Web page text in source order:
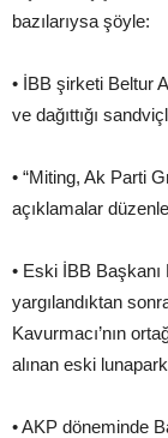
bazılarıysa şöyle:
• İBB şirketi Beltur
ve dağıttığı
• “Miting, Ak Parti
açıklamalar
• Eski İBB Başkanı
yargılandıktan
Kavurmacı’nın
alınan eski
• AKP döneminde